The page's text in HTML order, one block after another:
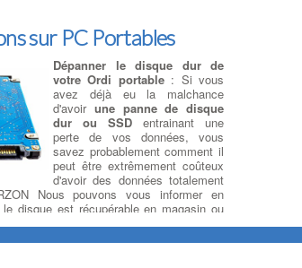
sur PC Portables
Dépanner le disque dur de
votre Ordi portable: Si vous
avez déjà eu la malchance
d'avoir une panne de disque
dur ou SSD entrainant une
perte de vos données, vous
savez probablement comment il
peut être extrêmement coûteux
d'avoir des données totalement
Nous pouvons vous informer en
disque est récupérable en magasin ou
et doit être envoyé au